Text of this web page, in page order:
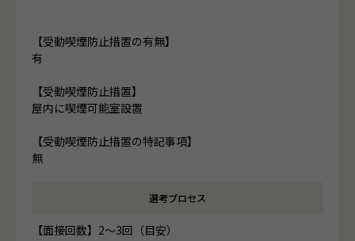
【受動喫煙防止措置の有無】
有
【受動喫煙防止措置】
屋内に喫煙可能室設置
【受動喫煙防止措置の特記事項】
無
選考プロセス
【面接回数】2～3回（目安）